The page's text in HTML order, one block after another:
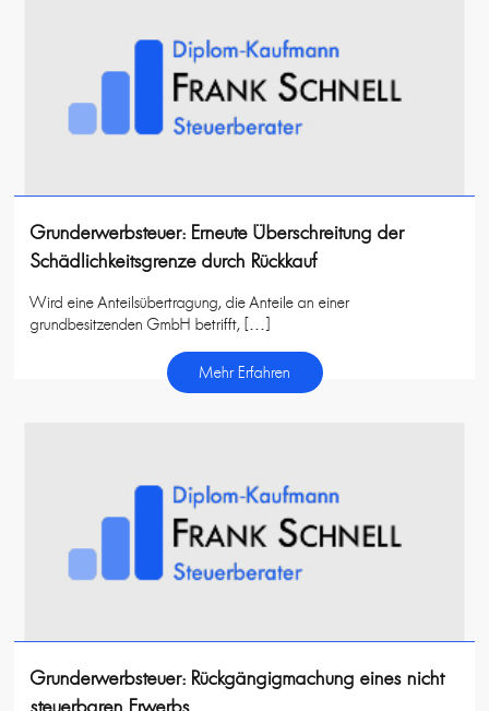
Grunderwerbsteuer: Erneute Überschreitung der
Schädlichkeitsgrenze durch Rückkauf
Wird eine Anteilsübertragung, die Anteile an einer
grundbesitzenden GmbH betrifft, […]
Mehr Erfahren
Grunderwerbsteuer: Rückgängigmachung eines nicht